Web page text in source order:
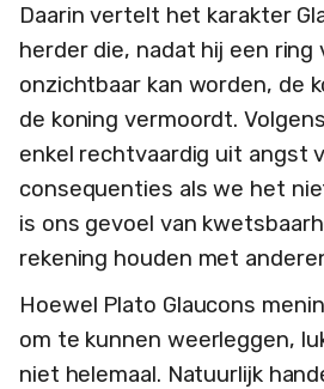
Daarin vertelt het karakter
herder die, nadat hij een ring
onzichtbaar kan worden, de
de koning vermoordt.
enkel rechtvaardig uit angst
consequenties als we het
is ons gevoel van
rekening houden met
Hoewel Plato Glaucons
om te kunnen weerleggen,
niet helemaal. Natuurlijk